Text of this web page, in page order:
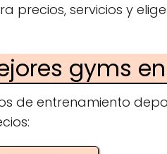
precios, servicios y
gyms
de entrenamiento